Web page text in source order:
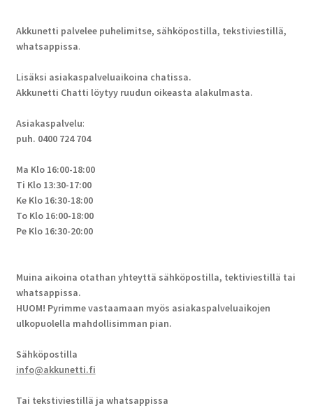
Akkunetti palvelee puhelimitse, sähköpostilla, tekstiviestillä,
whatsappissa.
Lisäksi asiakaspalveluaikoina chatissa.
Akkunetti Chatti löytyy ruudun oikeasta alakulmasta.
Asiakaspalvelu:
puh. 0400 724 704
Ma Klo 16:00-18:00
Ti Klo 13:30-17:00
Ke Klo 16:30-18:00
To Klo 16:00-18:00
Pe Klo 16:30-20:00
Muina aikoina otathan yhteyttä sähköpostilla, tektiviestillä tai
whatsappissa.
HUOM! Pyrimme vastaamaan myös asiakaspalveluaikojen
ulkopuolella mahdollisimman pian.
Sähköpostilla
info@akkunetti.fi
Tai tekstiviestillä ja whatsappissa